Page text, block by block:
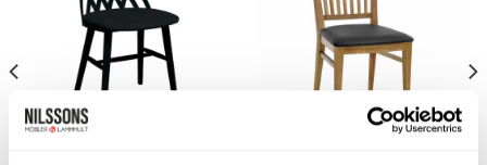
önskelistan
önskelistan